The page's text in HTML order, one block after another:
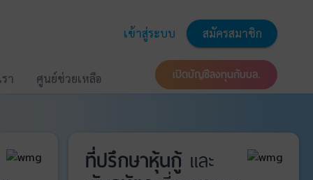
เข้าสู่ระบบ สมัครสมาชิก
า ศูนย์ช่วยเหลือ เปิดบัญชีลงทุนกับบล.
ที่ปรึกษาหุ้นกู้และ